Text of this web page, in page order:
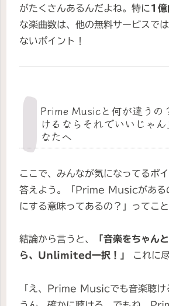
がたくさんあるんだよね。特に 1億
な楽曲数は、他の無料サービスで
ないポイント！
Prime Musicと何が違うの
けるならそれでいいじゃ
なたへ
ここで、みんなが気になってるポ
答えよう。「Prime Musicがあ
にする意味ってあるの？」ってこと
結論から言うと、
「音楽をちゃん
ら、Unlimited一択！」
これに
「え、Prime Musicでも音楽聴け